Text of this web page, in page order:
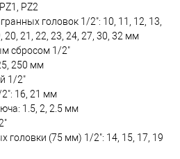
PZ2
головок 1/2": 10, 11, 12, 13,
20, 21, 22, 23, 24, 27, 30, 32 мм
сбросом 1/2"
250 мм
1/2"
16, 21 мм
1.5, 2, 2.5 мм
головки (75 мм) 1/2": 14, 15, 17, 19